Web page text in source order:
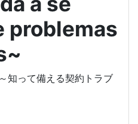
problemas
って備える契約トラブ